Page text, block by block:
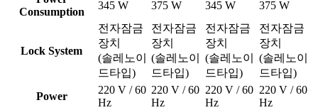
Consumption
345 W 375 W 345 W 375 W
Lock System
전자잠금
장치
(솔레노이
드타입)
전자잠금
장치
(솔레노이
드타입)
전자잠금
장치
(솔레노이
드타입)
전자잠금
장치
(솔레노이
드타입)
Power
220 V / 60
Hz
220 V / 60
Hz
220 V / 60
Hz
220 V / 60
Hz